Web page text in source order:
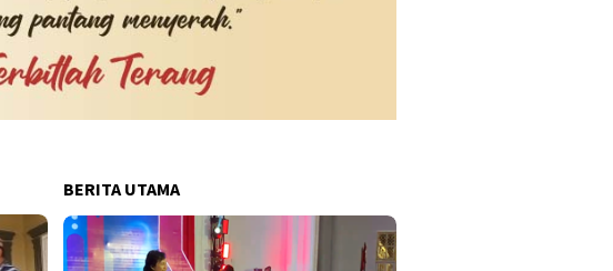
BERITA UTAMA